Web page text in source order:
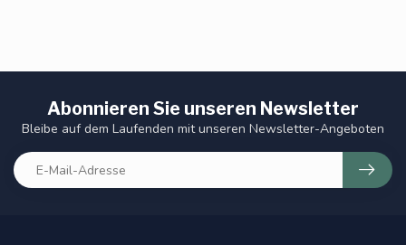
Abonnieren Sie unseren Newsletter
Bleibe auf dem Laufenden mit unseren Newsletter-Angeboten